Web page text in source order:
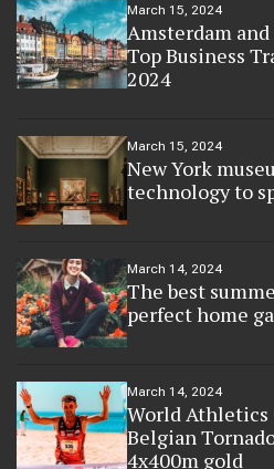
March 15, 2024
Amsterdam
Top Business
2024
March 15, 2024
New York
technology to
March 14, 2024
The best
perfect home
March 14, 2024
World Athletics
Belgian
4x400m gold